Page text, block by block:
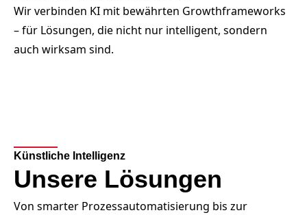
Wir verbinden KI mit bewährten Growthframeworks
– für Lösungen, die nicht nur intelligent, sondern
auch wirksam sind.
Künstliche Intelligenz
Unsere Lösungen
Von smarter Prozessautomatisierung bis zur